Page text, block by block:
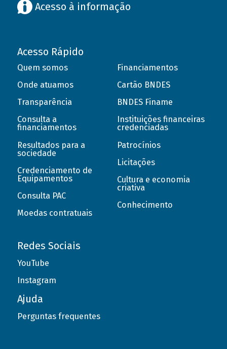
Acesso à informação
Acesso Rápido
Quem somos
Onde atuamos
Transparência
Consulta a
financiamentos
Resultados para a
sociedade
Credenciamento de
Equipamentos
Consulta PAC
Moedas contratuais
Financiamentos
Cartão BNDES
BNDES Finame
Instituições financeiras
credenciadas
Patrocínios
Licitações
Cultura e economia
criativa
Conhecimento
Redes Sociais
YouTube
Instagram
Ajuda
Perguntas frequentes